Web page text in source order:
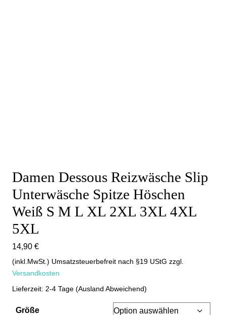
Damen Dessous Reizwäsche Slip
Unterwäsche Spitze Höschen
Weiß S M L XL 2XL 3XL 4XL
5XL
14,90 €
(inkl.MwSt.) Umsatzsteuerbefreit nach §19 UStG zzgl.
Versandkosten
Lieferzeit: 2-4 Tage (Ausland Abweichend)
Größe